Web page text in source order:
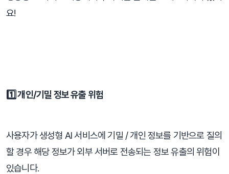
요!
1️⃣ 개인/기밀 정보 유출 위험
사용자가 생성형 AI 서비스에 기밀 / 개인 정보를 기반으로 질의
할 경우 해당 정보가 외부 서버로 전송되는 정보 유출의 위험이
있습니다.